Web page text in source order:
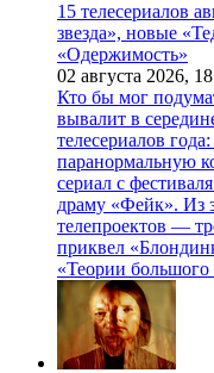
15 телесериалов
звезда», новые
«Одержимость»
02 августа 2026,
Кто бы мог
вывалит в
телесериалов
паранормальную
сериал с
драму «Фейк». Из
телепроектов —
приквел
«Теории большого